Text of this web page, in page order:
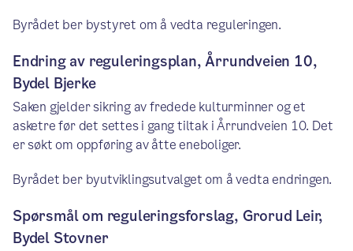
Byrådet ber bystyret om å vedta reguleringen.
Endring av reguleringsplan, Årrundveien 10,
Bydel Bjerke
Saken gjelder sikring av fredede kulturminner og et
asketre før det settes i gang tiltak i Årrundveien 10. Det
er søkt om oppføring av åtte eneboliger.
Byrådet ber byutviklingsutvalget om å vedta endringen.
Spørsmål om reguleringsforslag, Grorud Leir,
Bydel Stovner